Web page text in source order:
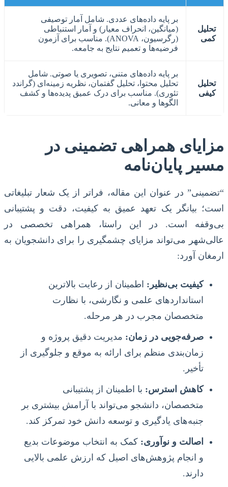
تحلیل
کمی
بر پایه داده‌های عددی. شامل آمار توصیفی
(میانگین، انحراف معیار) و آمار استنباطی
(رگرسیون، ANOVA). مناسب برای آزمون
فرضیه‌ها و تعمیم نتایج به جامعه.
تحلیل
کیفی
بر پایه داده‌های متنی، تصویری یا صوتی. شامل
تحلیل محتوا، تحلیل گفتمان، نظریه زمینه‌ای (گراندد
تئوری). مناسب برای درک عمیق پدیده‌ها و کشف
الگوها و معانی.
مزایای همراهی تضمینی در
مسیر پایان‌نامه
“تضمینی” در عنوان این مقاله، فراتر از یک شعار تبلیغاتی
است؛ بیانگر یک تعهد عمیق به کیفیت، دقت و پشتیبانی
بی‌وقفه است. در این راستا، همراهی تخصصی در
عالی‌شهر می‌تواند مزایای چشمگیری را برای دانشجویان به
ارمغان آورد:
کیفیت بی‌نظیر: اطمینان از رعایت بالاترین
استانداردهای علمی و نگارشی، با نظارت
متخصصان مجرب در هر مرحله.
صرفه‌جویی در زمان: مدیریت دقیق پروژه و
زمان‌بندی منظم برای ارائه به موقع و جلوگیری از
تأخیر.
کاهش استرس: با اطمینان از پشتیبانی
متخصصان، دانشجو می‌تواند با آرامش بیشتری بر
جنبه‌های یادگیری و توسعه دانش خود تمرکز کند.
اصالت و نوآوری: کمک به انتخاب موضوعات بدیع
و انجام پژوهش‌های اصیل که ارزش علمی بالایی
دارند.